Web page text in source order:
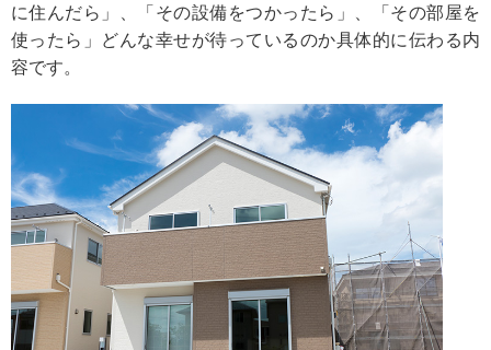
に住んだら」、「その設備をつかったら」、「その部屋を
使ったら」どんな幸せが待っているのか具体的に伝わる内
容です。